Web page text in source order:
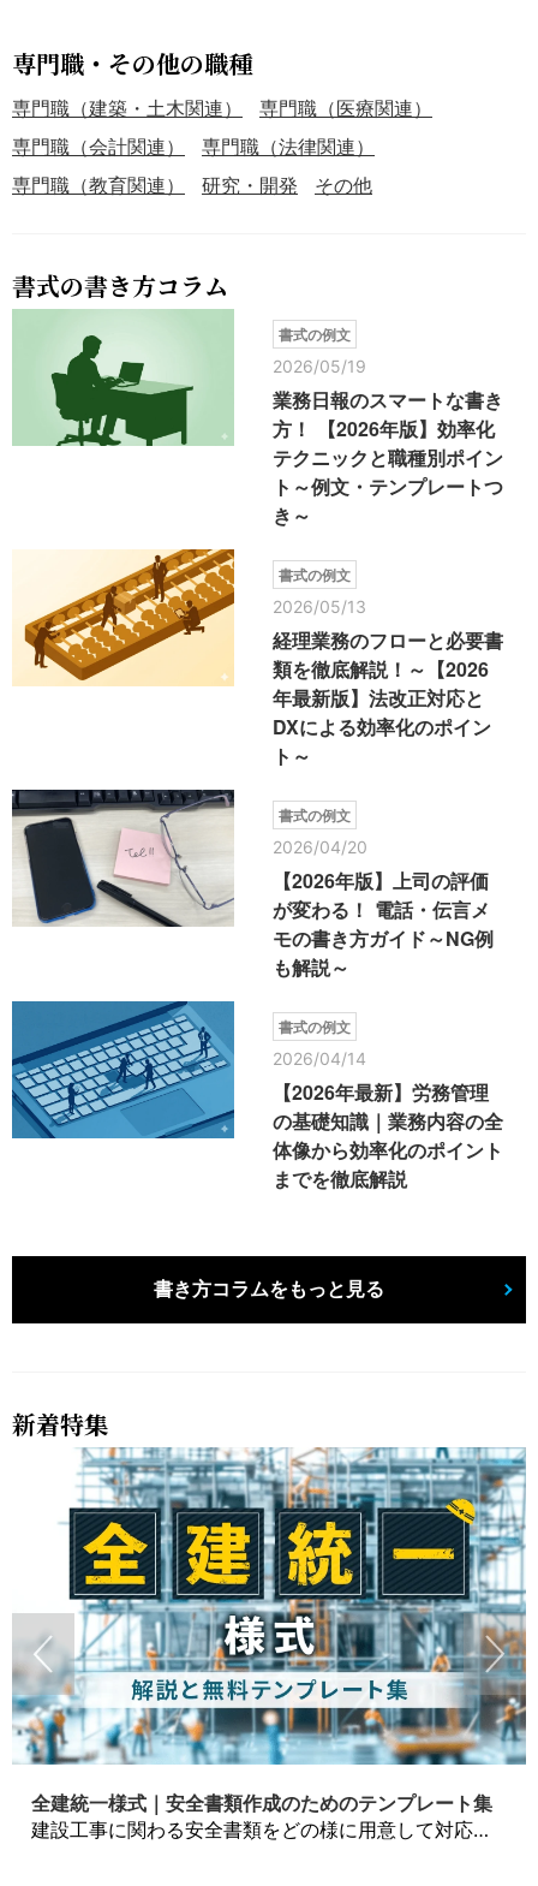
専門職・その他の職種
専門職（建築・土木関連）
専門職（医療関連）
専門職（会計関連）
専門職（法律関連）
専門職（教育関連）
研究・開発 その他
書式の書き方コラム
書式の例文
2026/05/19
業務日報のスマートな書き
方！ 【2026年版】効率化
テクニックと職種別ポイン
ト～例文・テンプレートつ
き～
書式の例文
2026/05/13
経理業務のフローと必要書
類を徹底解説！～【2026
年最新版】法改正対応と
DXによる効率化のポイン
ト～
書式の例文
2026/04/20
【2026年版】上司の評価
が変わる！ 電話・伝言メ
モの書き方ガイド～NG例
も解説～
書式の例文
2026/04/14
【2026年最新】労務管理
の基礎知識｜業務内容の全
体像から効率化のポイント
までを徹底解説
書き方コラムをもっと見る
新着特集
全建統一様式｜安全書類作成のためのテンプレート集
建設工事に関わる安全書類をどの様に用意して対応するか？関連書式テンプレートから書き方の注意点などの役立つコラムをbizoceanがお届けします。